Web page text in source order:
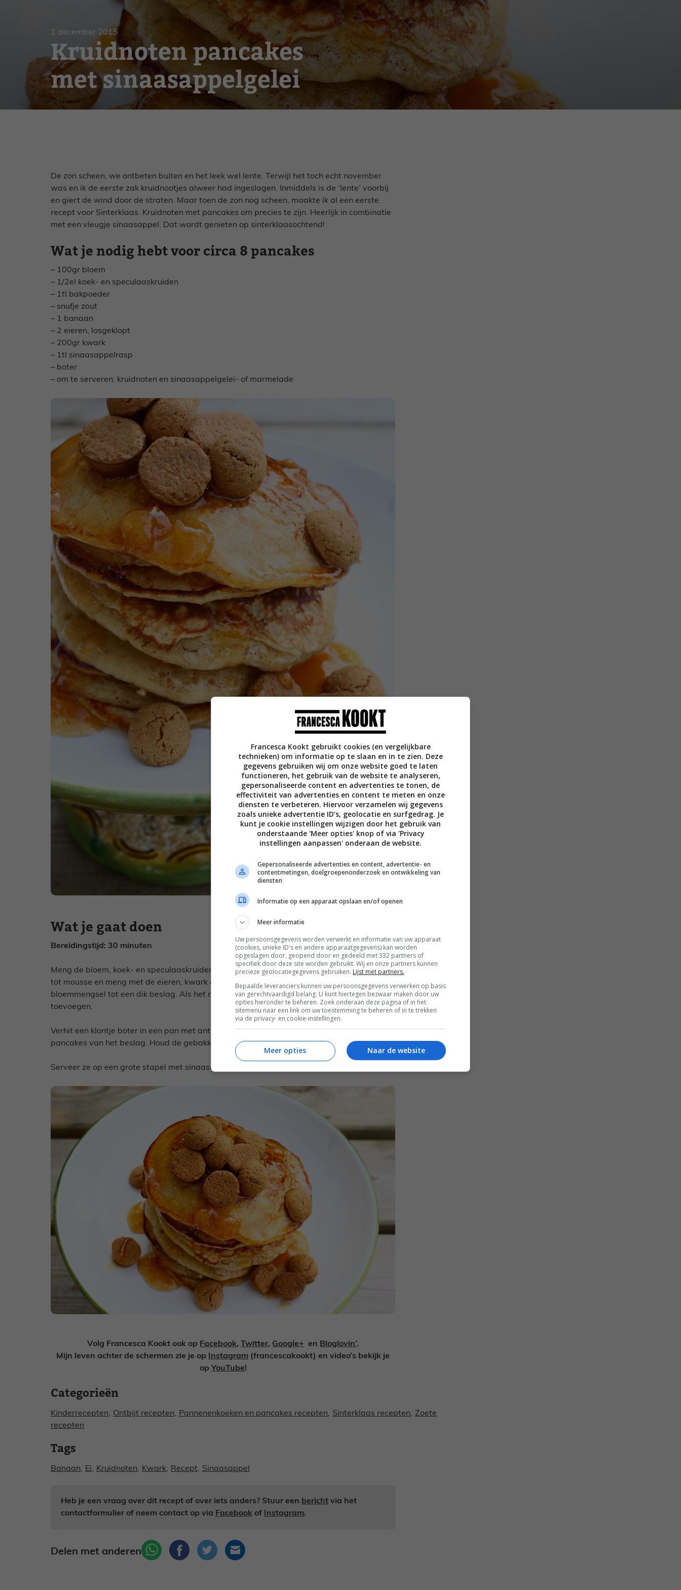
1 december 2015
Kruidnoten pancakes
met sinaasappelgelei
De zon scheen, we ontbeten buiten en het leek wel lente. Terwijl het toch echt november
was en ik de eerste zak kruidnootjes alweer had ingeslagen. Inmiddels is de ‘lente’ voorbij
en giert de wind door de straten. Maar toen de zon nog scheen, maakte ik al een eerste
recept voor Sinterklaas. Kruidnoten met pancakes om precies te zijn. Heerlijk in combinatie
met een vleugje sinaasappel. Dat wordt genieten op sinterklaasochtend!
Wat je nodig hebt voor circa 8 pancakes
– 100gr bloem
– 1/2el koek- en speculaaskruiden
– 1tl bakpoeder
– snufje zout
– 1 banaan
– 2 eieren, losgeklopt
– 200gr kwark
– 1tl sinaasappelrasp
– boter
– om te serveren: kruidnoten en sinaasappelgelei- of marmelade
Wat je gaat doen
Bereidingstijd: 30 minuten
Meng de bloem, koek- en speculaaskruiden, bakpoeder en zout in een kom. Prak de banaan
tot mousse en meng met de eieren, kwark en sinaasappelrasp. Schep daarna door het
bloemmengsel tot een dik beslag. Als het nog te vloeibaar is, kun je wat extra kwark
toevoegen.
Verhit een klontje boter in een pan met antiaanbaklaag en bak hierin circa 8 dikke
pancakes van het beslag. Houd de gebakken pancakes tussentijds warm.
Serveer ze op een grote stapel met sinaasappelgelei en strooi er royaal kruidnoten over.
Volg Francesca Kookt ook op Facebook,Twitter, Google+ en Bloglovin’.
Mijn leven achter de schermen zie je op
Instagram (francescakookt) en video’s bekijk je
opYouTube!
Categorieën
Kinderrecepten, Ontbijt recepten, Pannenenkoeken en pancakes recepten, Sinterklaas recepten, Zoete
recepten
Tags
Banaan, Ei, Kruidnoten, Kwark, Recept, Sinaasappel
Heb je een vraag over dit recept of over iets anders? Stuur een bericht via het
contactformulier of neem contact op via Facebook of Instagram.
Delen met anderen
Francesca Kookt gebruikt cookies (en vergelijkbare
technieken) om informatie op te slaan en in te zien. Deze
gegevens gebruiken wij om onze website goed te laten
functioneren, het gebruik van de website te analyseren,
gepersonaliseerde content en advertenties te tonen, de
effectiviteit van advertenties en content te meten en onze
diensten te verbeteren. Hiervoor verzamelen wij gegevens
zoals unieke advertentie ID’s, geolocatie en surfgedrag. Je
kunt je cookie instellingen wijzigen door het gebruik van
onderstaande 'Meer opties' knop of via 'Privacy
instellingen aanpassen' onderaan de website.
Gepersonaliseerde advertenties en content, advertentie- en
contentmetingen, doelgroepenonderzoek en ontwikkeling van
diensten
Informatie op een apparaat opslaan en/of openen
Meer informatie
Uw persoonsgegevens worden verwerkt en informatie van uw apparaat
(cookies, unieke ID's en andere apparaatgegevens) kan worden
opgeslagen door, geopend door en gedeeld met 332 partners of
specifiek door deze site worden gebruikt. Wij en onze partners kunnen
precieze geolocatiegegevens gebruiken. Lijst met partners.
Bepaalde leveranciers kunnen uw persoonsgegevens verwerken op basis
van gerechtvaardigd belang. U kunt hiertegen bezwaar maken door uw
opties hieronder te beheren. Zoek onderaan deze pagina of in het
sitemenu naar een link om uw toestemming te beheren of in te trekken
via de privacy- en cookie-instellingen.
Naar de website
Meer opties